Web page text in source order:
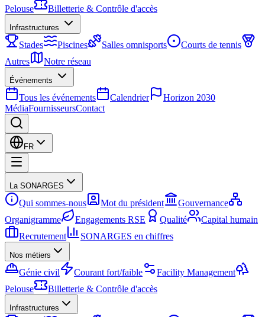
Pelouse
Billetterie & Contrôle d'accès
Infrastructures
Stades Piscines Salles omnisports
Courts de tennis
Autres
Notre réseau
Événements
Tous les événements Calendrier
Horizon 2030
MédiaFournisseursContact
FR
La SONARGES
Qui sommes-nous Mot du président
Gouvernance
Organigramme
Engagements RSE Qualité
Capital humain
Recrutement
SONARGES en chiffres
Nos métiers
Génie civil Courant fort/faible
Facility Management
Pelouse
Billetterie & Contrôle d'accès
Infrastructures